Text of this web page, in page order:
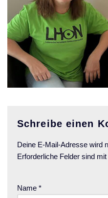
Schreibe einen
Deine E-Mail-Adresse wird
Erforderliche Felder sind mit
Name *